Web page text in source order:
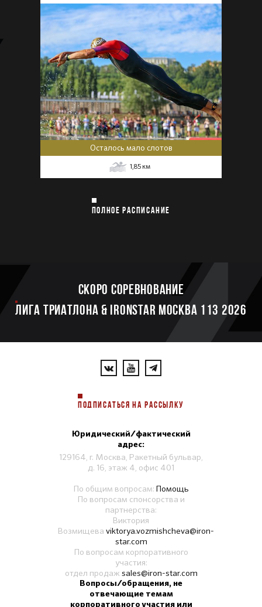
Осталось мало слотов
1,85 км
ПОЛНОЕ РАСПИСАНИЕ
Скоро соревнование
ЛИГА ТРИАТЛОНА & IRONSTAR МОСКВА 113 2026
ПОДПИСАТЬСЯ НА РАССЫЛКУ
Юридический/фактический
адрес:
129164, г. Москва, Ракетный бульвар,
д. 16, этаж 4, офис 401
По общим вопросам: Помощь
По вопросам спонсорства и
партнерства:
Виктория
Возмищева viktorya.vozmishcheva@iron-
star.com
По вопросам корпоративного
участия:
отдел продаж sales@iron-star.com
Вопросы/обращения, не
отвечающие темам
корпоративного участия или